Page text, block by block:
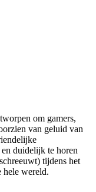
om gamers,
van geluid van
duidelijk te horen
tijdens het
hele wereld.